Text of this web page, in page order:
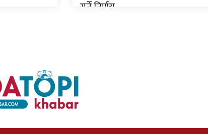
गर्ने निर्णय